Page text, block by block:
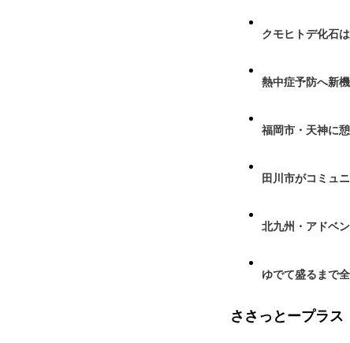
クモヒトデ化石
熱中症予防へ新
福岡市・天神に
田川市がコミュ
北九州・アドベ
ゆでて盛るまで
ささっとープラス